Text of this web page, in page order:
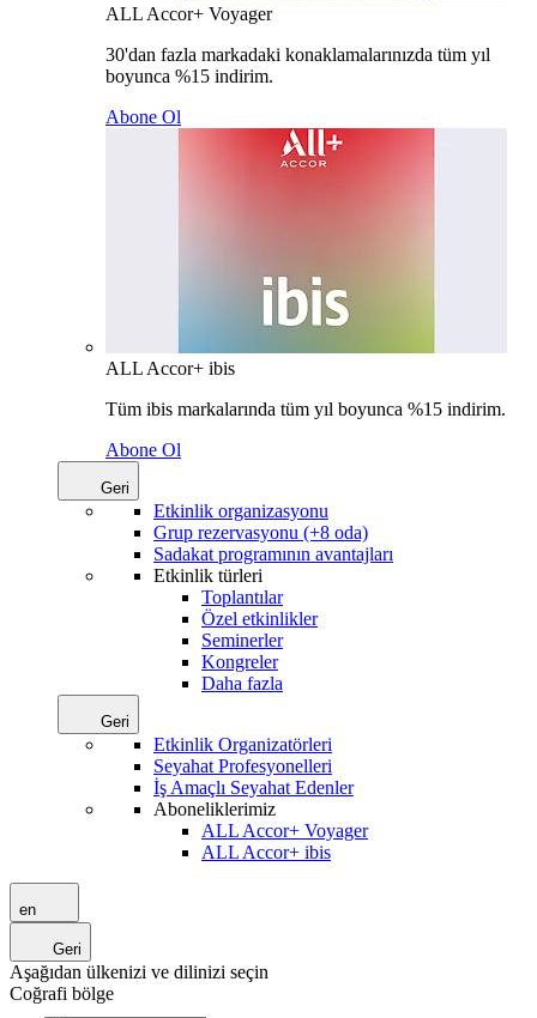
ALL Accor+ Voyager
30'dan fazla markadaki konaklamalarınızda tüm yıl
boyunca %15 indirim.
Abone Ol
ALL Accor+ ibis
Tüm ibis markalarında tüm yıl boyunca %15 indirim.
Abone Ol
Geri
Etkinlik organizasyonu
Grup rezervasyonu (+8 oda)
Sadakat programının avantajları
Etkinlik türleri
Toplantılar
Özel etkinlikler
Seminerler
Kongreler
Daha fazla
Geri
Etkinlik Organizatörleri
Seyahat Profesyonelleri
İş Amaçlı Seyahat Edenler
Aboneliklerimiz
ALL Accor+ Voyager
ALL Accor+ ibis
en
Geri
Aşağıdan ülkenizi ve dilinizi seçin
Coğrafi bölge